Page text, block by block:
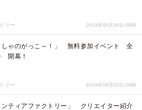
リー 2019年08月26日 08時
しゃのがっこ～！」 無料参加イベント 全
開幕！
リー 2019年08月05日 08時
ンティアファクトリー」 クリエイター紹介